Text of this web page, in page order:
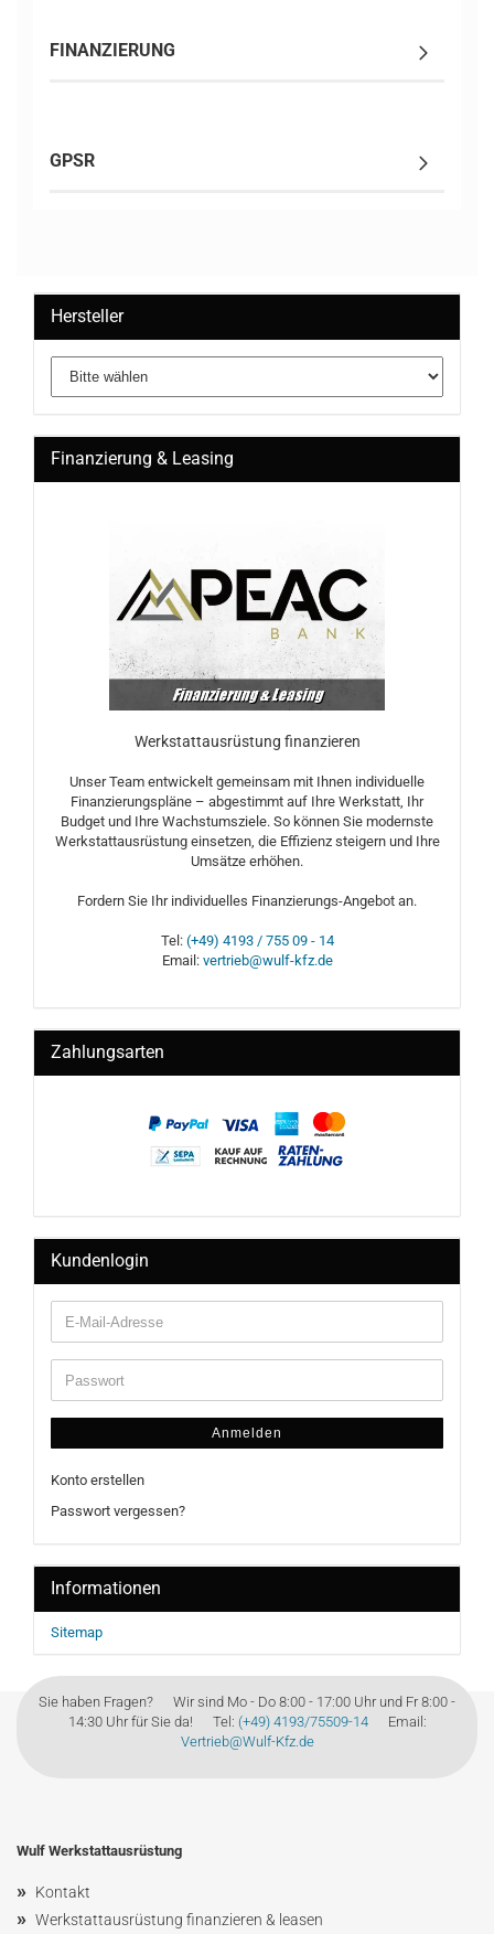
FINANZIERUNG
GPSR
Hersteller
Finanzierung & Leasing
Werkstattausrüstung finanzieren
Unser Team entwickelt gemeinsam mit Ihnen individuelle
Finanzierungspläne – abgestimmt auf Ihre Werkstatt, Ihr
Budget und Ihre Wachstumsziele. So können Sie modernste
Werkstattausrüstung einsetzen, die Effizienz steigern und Ihre
Umsätze erhöhen.
Fordern Sie Ihr individuelles Finanzierungs-Angebot an.
Tel: (+49) 4193 / 755 09 - 14
Email: vertrieb@wulf-kfz.de
Zahlungsarten
Kundenlogin
Anmelden
Konto erstellen
Passwort vergessen?
Informationen
Sitemap
Sie haben Fragen? Wir sind Mo - Do 8:00 - 17:00 Uhr und Fr 8:00 -
14:30 Uhr für Sie da! Tel: (+49) 4193/75509-14Email:
Vertrieb@Wulf-Kfz.de
Wulf Werkstattausrüstung
» Kontakt
» Werkstattausrüstung finanzieren & leasen